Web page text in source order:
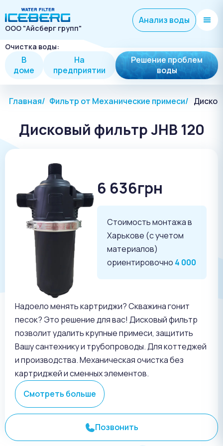
ООО "Айсберг групп"
Анализ воды
Очистка воды:
В
доме
На
предприятии
Решение проблем
воды
Главная Фильтр от Механические примеси
Дисковый фильтр JHB 120
Смотреть больше
Надоело менять картриджи? Скважина гонит
песок? Это решение для вас! Дисковый фильтр
позволит удалить крупные примеси, защитить
Вашу сантехнику и трубопроводы. Для коттеджей
и производства. Механическая очистка без
картриджей и сменных элементов.
6 636грн
Стоимость монтажа в
Харькове (с учетом
материалов)
ориентировочно 4 000
Позвонить